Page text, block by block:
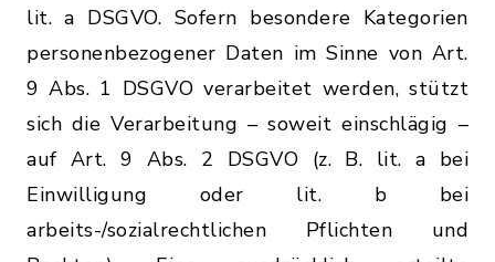
lit. a DSGVO. Sofern besondere Kategorien
personenbezogener Daten im Sinne von Art.
9 Abs. 1 DSGVO verarbeitet werden, stützt
sich die Verarbeitung – soweit einschlägig –
auf Art. 9 Abs. 2 DSGVO (z. B. lit. a bei
Einwilligung oder lit. b bei
arbeits-/sozialrechtlichen Pflichten und